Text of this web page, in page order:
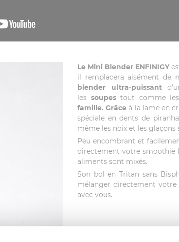
Le Mini Blender ENFINIGY
il remplacera aisément de
blender ultra-puissant
les soupestout comme les
famille. Grâce à la lame en
spéciale en dents de
même les noix et les glaçons
Peu encombrant et
directement votre smoothie
aliments sont mixés.
Son bol en Tritan sans
mélanger directement
avec vous.